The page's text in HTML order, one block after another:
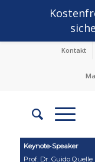
Kontakt
Keynote‑Speaker
Prof. Dr. Guido Quelle